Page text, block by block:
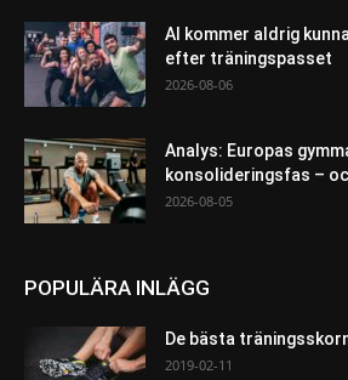
AI kommer aldrig
efter träningspasset
2026-08-06
Analys: Europas
konsolideringsfas –
2026-08-05
POPULÄRA INLÄGG
De bästa
2019-02-11